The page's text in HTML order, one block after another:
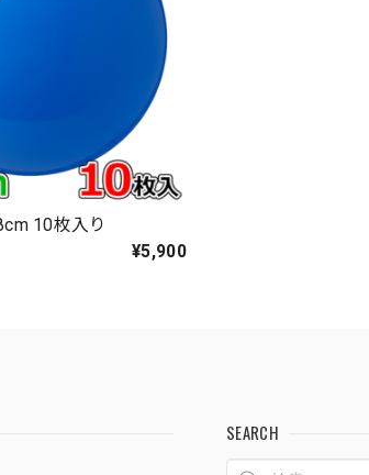
10枚入り
¥5,900
SEARCH